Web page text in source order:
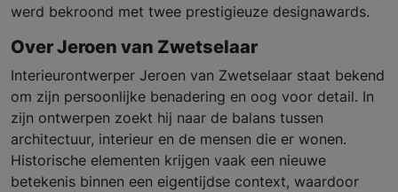
werd bekroond met twee prestigieuze designawards.
Over Jeroen van Zwetselaar
Interieurontwerper Jeroen van Zwetselaar staat bekend
om zijn persoonlijke benadering en oog voor detail. In
zijn ontwerpen zoekt hij naar de balans tussen
architectuur, interieur en de mensen die er wonen.
Historische elementen krijgen vaak een nieuwe
betekenis binnen een eigentijdse context, waardoor